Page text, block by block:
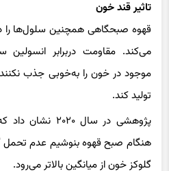
قهوه صبحگاهی همچنین سلول‌ها را
می‌کند. مقاومت دربرابر
موجود در خون را به‌خوبی جذب نکنند
تولید کند.
هنگام صبح قهوه بنوشیم عدم تحمل
گلوکز خون از میانگین بالاتر می‌رود.